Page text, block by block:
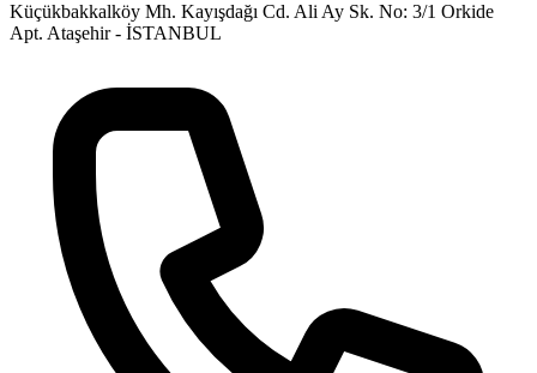
Küçükbakkalköy Mh. Kayışdağı Cd. Ali Ay Sk. No: 3/1 Orkide
Apt. Ataşehir - İSTANBUL